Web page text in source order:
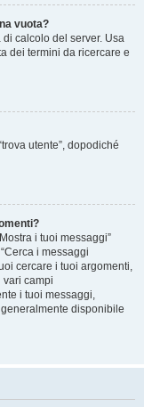
vuota?
calcolo del server. Usa
dei termini da ricercare e
utente”, dopodiché
i tuoi messaggi”
i messaggi
cercare i tuoi argomenti,
campi
i tuoi messaggi,
disponibile